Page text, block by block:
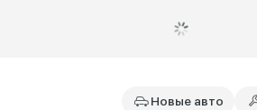
Новые авто